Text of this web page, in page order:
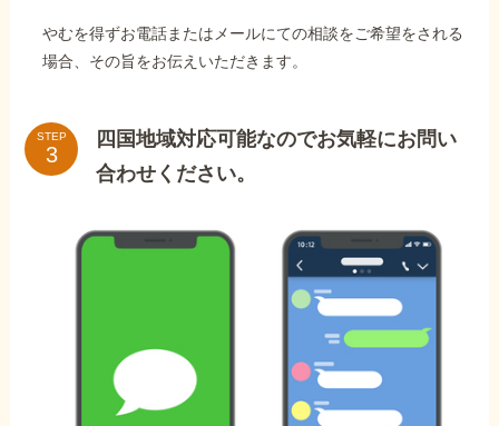
やむを得ずお電話またはメールにての相談をご希望をされる
場合、その旨をお伝えいただきます。
STEP
四国地域対応可能なのでお気軽にお問い
合わせください。